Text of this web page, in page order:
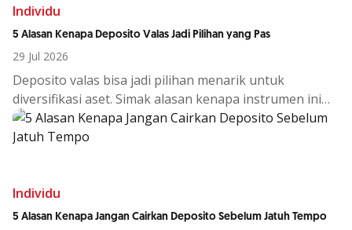
Individu
5 Alasan Kenapa Deposito Valas Jadi Pilihan yang Pas
29 Jul 2026
Deposito valas bisa jadi pilihan menarik untuk
diversifikasi aset. Simakalasan kenapa instrumen ini
cocokditengahkondisiekono
Individu
5 Alasan Kenapa Jangan Cairkan Deposito Sebelum Jatuh Tempo